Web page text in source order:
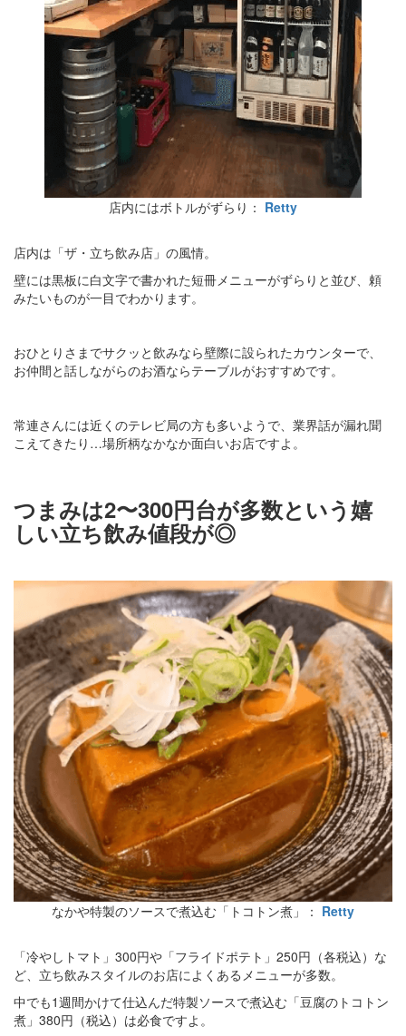
店内にはボトルがずらり： Retty
店内は「ザ・立ち飲み店」の風情。
壁には黒板に白文字で書かれた短冊メニューがずらりと並び、頼
みたいものが一目でわかります。
おひとりさまでサクッと飲みなら壁際に設られたカウンターで、
お仲間と話しながらのお酒ならテーブルがおすすめです。
常連さんには近くのテレビ局の方も多いようで、業界話が漏れ聞
こえてきたり…場所柄なかなか面白いお店ですよ。
つまみは2〜300円台が多数という嬉
しい立ち飲み値段が◎
なかや特製のソースで煮込む「トコトン煮」： Retty
「冷やしトマト」300円や「フライドポテト」250円（各税込）な
ど、立ち飲みスタイルのお店によくあるメニューが多数。
中でも1週間かけて仕込んだ特製ソースで煮込む「豆腐のトコトン
煮」380円（税込）は必食ですよ。